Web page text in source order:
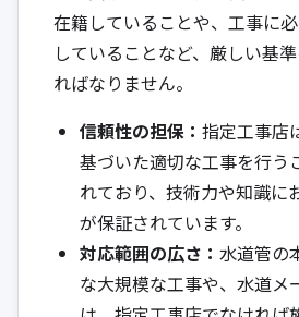
在籍していることや、工事に
していることなど、厳しい基
ればなりません。
信頼性の担保： 指定工事店
基づいた適切な工事を行う
れており、技術力や知識に
が保証されています。
対応範囲の広さ： 水道管の
な大規模な工事や、水道メ